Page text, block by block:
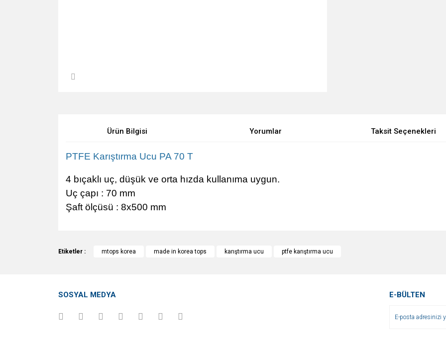
Ürün Bilgisi Yorumlar Taksit Seçenekleri
PTFE Karıştırma Ucu PA 70 T
4 bıçaklı uç, düşük ve orta hızda kullanıma uygun.
Uç çapı : 70 mm
Şaft ölçüsü : 8x500 mm
Bu ürüne ilk yorumu siz yapın!
Ürün bilgilerinde hatalar bulunuyor.
Etiketler : mtops korea made in korea tops karıştırma ucu ptfe karıştırma ucu
SOSYAL MEDYA E-BÜLTEN